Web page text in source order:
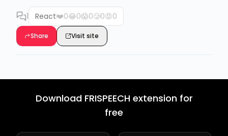
1 React❤️0😂0😱0🥲0😡0
Share Visit site
Download FRISPEECH extension for
free